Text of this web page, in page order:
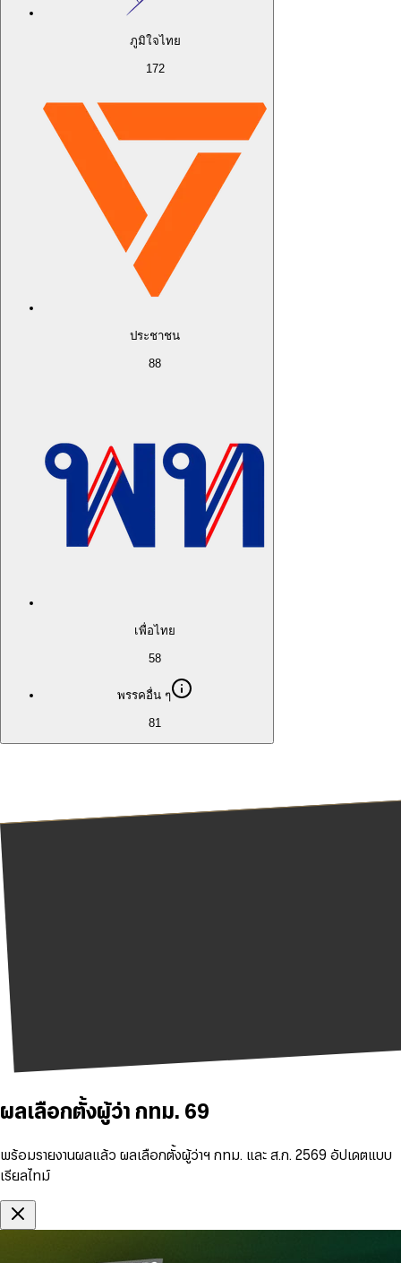
ภูมิใจไทย
172
ประชาชน
88
เพื่อไทย
58
พรรคอื่น ๆ
81
ผลเลือกตั้งผู้ว่า กทม. 69
พร้อมรายงานผลแล้ว ผลเลือกตั้งผู้ว่าฯ กทม. และ ส.ก. 2569 อัปเดตแบบ
เรียลไทม์